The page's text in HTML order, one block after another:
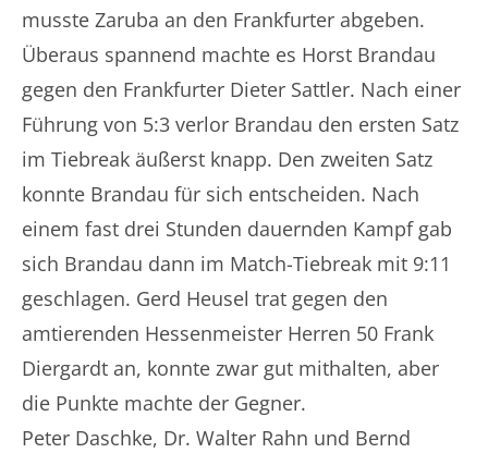
musste Zaruba an den Frankfurter abgeben.
Überaus spannend machte es Horst Brandau
gegen den Frankfurter Dieter Sattler. Nach einer
Führung von 5:3 verlor Brandau den ersten Satz
im Tiebreak äußerst knapp. Den zweiten Satz
konnte Brandau für sich entscheiden. Nach
einem fast drei Stunden dauernden Kampf gab
sich Brandau dann im Match-Tiebreak mit 9:11
geschlagen. Gerd Heusel trat gegen den
amtierenden Hessenmeister Herren 50 Frank
Diergardt an, konnte zwar gut mithalten, aber
die Punkte machte der Gegner.
Peter Daschke, Dr. Walter Rahn und Bernd